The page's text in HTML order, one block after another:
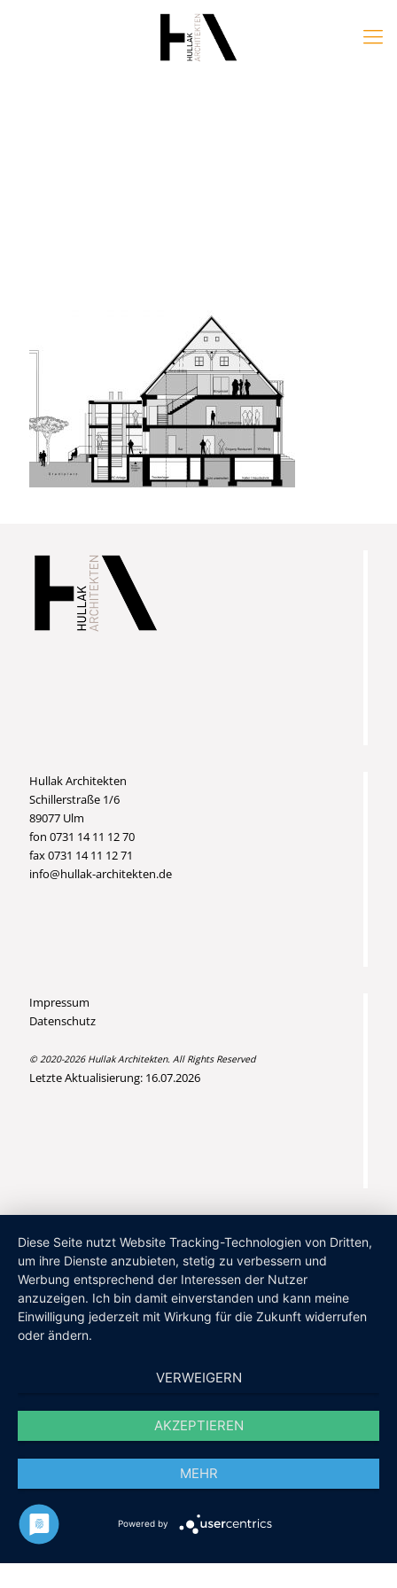
Hullak Architekten
Schillerstraße 1/6
89077 Ulm
fon 0731 14 11 12 70
fax 0731 14 11 12 71
info@hullak-architekten.de
Impressum
Datenschutz
© 2020-2026 Hullak Architekten. All Rights Reserved
Letzte Aktualisierung: 16.07.2026
Diese Seite nutzt Website Tracking-Technologien von Dritten,
um ihre Dienste anzubieten, stetig zu verbessern und
Werbung entsprechend der Interessen der Nutzer
anzuzeigen. Ich bin damit einverstanden und kann meine
Einwilligung jederzeit mit Wirkung für die Zukunft widerrufen
oder ändern.
VERWEIGERN
AKZEPTIEREN
MEHR
Powered by